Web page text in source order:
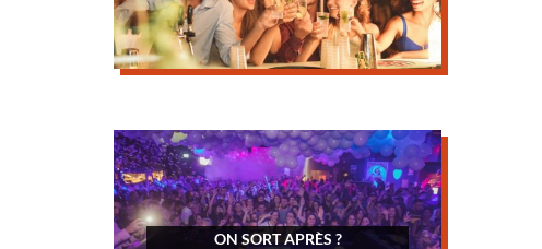
ON SORT APRÈS ?